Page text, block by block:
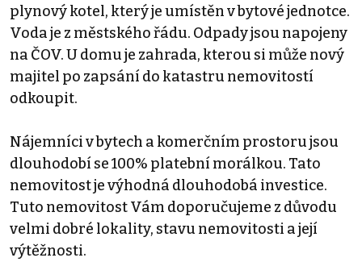
plynový kotel, který je umístěn v bytové jednotce.
Voda je z městského řádu. Odpady jsou napojeny
na ČOV. U domu je zahrada, kterou si může nový
majitel po zapsání do katastru nemovitostí
odkoupit.
Nájemníci v bytech a komerčním prostoru jsou
dlouhodobí se 100% platební morálkou. Tato
nemovitost je výhodná dlouhodobá investice.
Tuto nemovitost Vám doporučujeme z důvodu
velmi dobré lokality, stavu nemovitosti a její
výtěžnosti.